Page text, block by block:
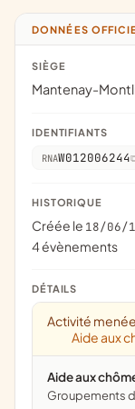
DONNÉES
SIÈGE
Mantenay-
IDENTIFIANTS
RNAW012006244
HISTORIQUE
Créée le 18/06/
4 évènements
DÉTAILS
Activité
Aide aux
Aide aux
groupements